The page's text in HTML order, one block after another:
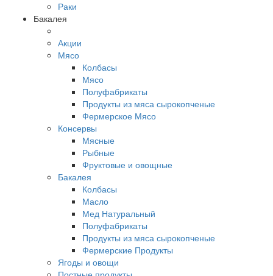
Раки
Бакалея
Акции
Мясо
Колбасы
Мясо
Полуфабрикаты
Продукты из мяса сырокопченые
Фермерское Мясо
Консервы
Мясные
Рыбные
Фруктовые и овощные
Бакалея
Колбасы
Масло
Мед Натуральный
Полуфабрикаты
Продукты из мяса сырокопченые
Фермерские Продукты
Ягоды и овощи